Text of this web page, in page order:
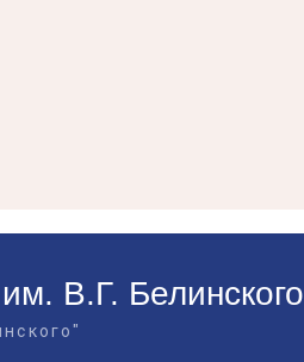
В.Г. Белинского